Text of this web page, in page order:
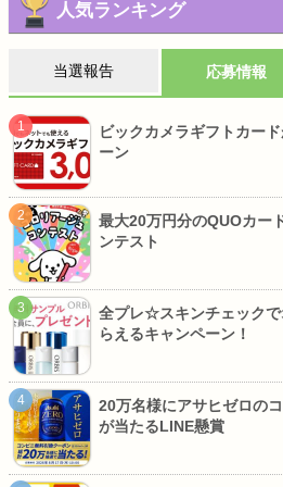
人気ランキング
当選報告 応募情報
ビックカメラギフトカー
ーン
最大20万円分のQUOカー
ンテスト
全プレ☆スキンチェック
らえるキャンペーン！
20万名様にアサヒゼロの
が当たるLINE懸賞